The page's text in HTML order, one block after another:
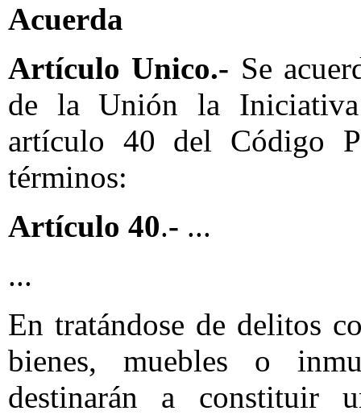
Acuerda
Artículo Unico.- Se
de la Unión la
artículo 40 del Código
términos:
Artículo 40.- ...
...
En tratándose de delitos
bienes, muebles o
destinarán a constituir